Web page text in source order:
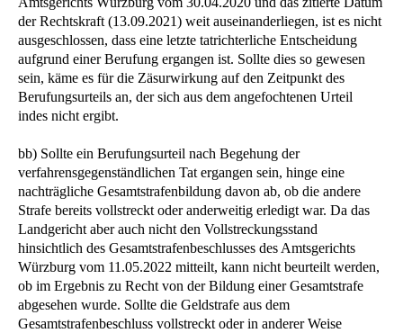
der Rechtskraft (13.09.2021) weit auseinanderliegen, ist es nicht
ausgeschlossen, dass eine letzte tatrichterliche Entscheidung
aufgrund einer Berufung ergangen ist. Sollte dies so gewesen
sein, käme es für die Zäsurwirkung auf den Zeitpunkt des
Berufungsurteils an, der sich aus dem angefochtenen Urteil
indes nicht ergibt.
bb) Sollte ein Berufungsurteil nach Begehung der
verfahrensgegenständlichen Tat ergangen sein, hinge eine
nachträgliche Gesamtstrafenbildung davon ab, ob die andere
Strafe bereits vollstreckt oder anderweitig erledigt war. Da das
Landgericht aber auch nicht den Vollstreckungsstand
hinsichtlich des Gesamtstrafenbeschlusses des Amtsgerichts
Würzburg vom 11.05.2022 mitteilt, kann nicht beurteilt werden,
ob im Ergebnis zu Recht von der Bildung einer Gesamtstrafe
abgesehen wurde. Sollte die Geldstrafe aus dem
Gesamtstrafenbeschluss vollstreckt oder in anderer Weise